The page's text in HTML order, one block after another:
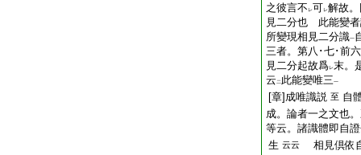
之彼言不 レ可レ解故
見二分也 此能變
所變現相見二分識一
三者。第八･七･前
見二分起故爲レ末。
云 二 此能變唯三一
[章]成唯識説 至 自
成。論者一之文也
等云。諸識體即自
生 云云
相見倶依